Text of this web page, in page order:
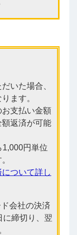
いた場合、
ます。
支払い金額
返済が可能
1,000円単位
ついて詳し
会社の決済
に締切り、翌